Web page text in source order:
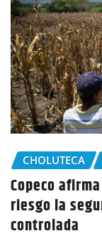
pone en
mantiene